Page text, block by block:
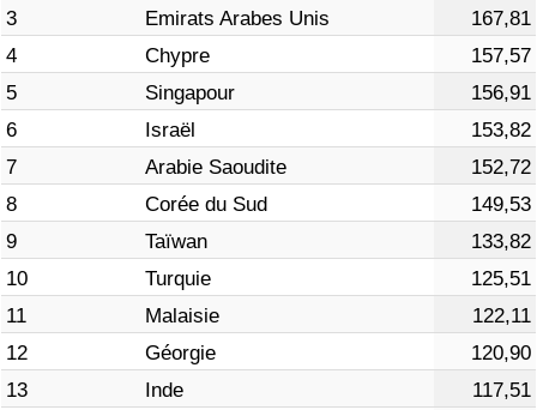
3
Emirats Arabes Unis
167,81
4
Chypre
157,57
5
Singapour
156,91
6
Israël
153,82
7
Arabie Saoudite
152,72
8
Corée du Sud
149,53
9
Taïwan
133,82
10
Turquie
125,51
11
Malaisie
122,11
12
Géorgie
120,90
13
Inde
117,51
Indice de Trafic
Indice de Trafic (Actuel)
Indice de Trafic par Pays